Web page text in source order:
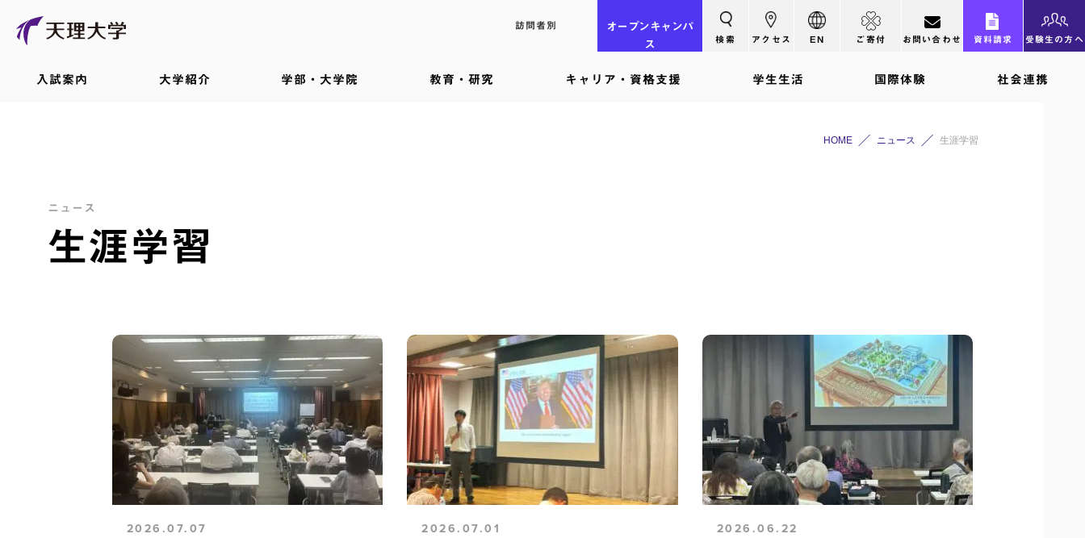
訪問者別 オープン キャンパ
ス
検索 アクセス EN ご寄付 お問い合わせ 資料請求 受験生の方へ
入試案内 大学紹介 学部・大学院 教育・研究 キャリア・資格支援 学生生活 国際体験 社会連携
HOME ニュース 生涯学習
ニュース
生涯学習
2026.07.07 2026.07.01 2026.06.22